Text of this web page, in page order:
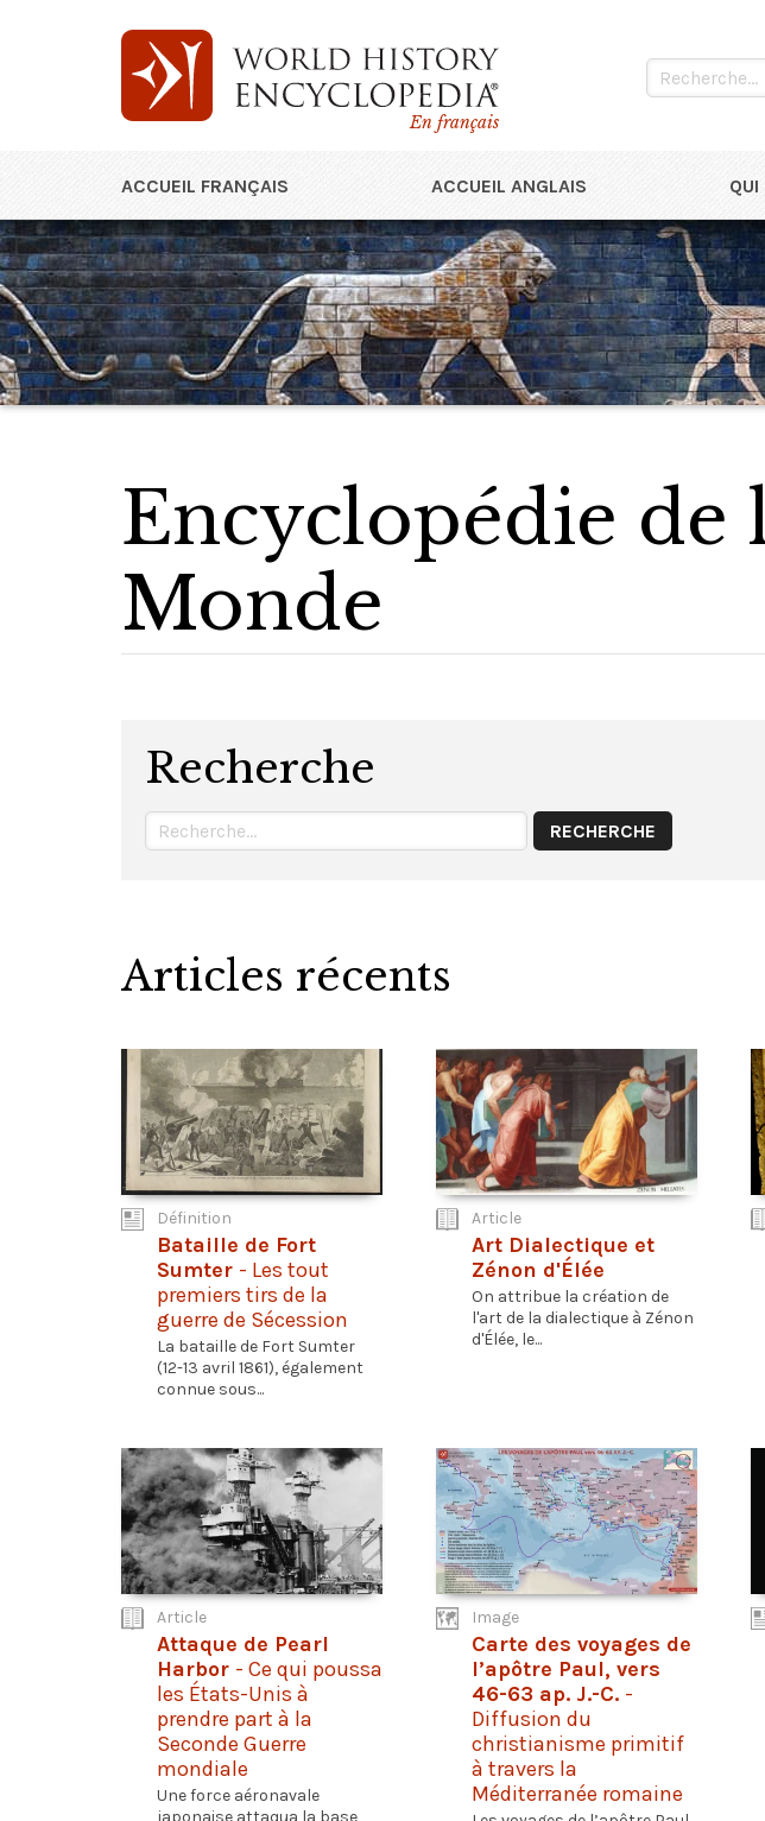
En français
ACCUEIL FRANÇAIS ACCUEIL ANGLAIS
Encyclopédie
Monde
Recherche
Articles récents
Définition
Bataille de Fort
Sumter - Les tout
premiers tirs de la
guerre de Sécession
La bataille de Fort Sumter
(12-13 avril 1861), également
connue sous...
Article
Art Dialectique et
Zénon d'Élée
On attribue la création de
l'art de la dialectique à Zénon
d'Élée, le...
Article
Attaque de Pearl
Harbor - Ce qui poussa
les États-Unis à
prendre part à la
Seconde Guerre
mondiale
Une force aéronavale
japonaise attaqua la base
Image
Carte des voyages de
l’apôtre Paul, vers
46-63 ap. J.-C. -
Diffusion du
christianisme primitif
à travers la
Méditerranée romaine